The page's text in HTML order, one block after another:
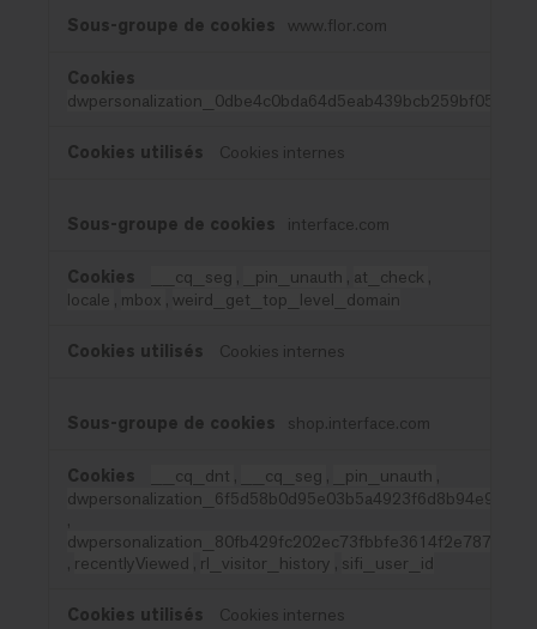
www.flor.com
dwpersonalization_0dbe4c0bda64d5eab439bcb259bf0524
Cookies internes
interface.com
__cq_seg , _pin_unauth , at_check ,
locale , mbox ,weird_get_top_level_domain
Cookies internes
shop.interface.com
__cq_dnt , __cq_seg , _pin_unauth ,
dwpersonalization_6f5d58b0d95e03b5a4923f6d8b94e94b
,
dwpersonalization_80fb429fc202ec73fbbfe3614f2e7879
, recentlyViewed , rl_visitor_history , sifi_user_id
Cookies internes